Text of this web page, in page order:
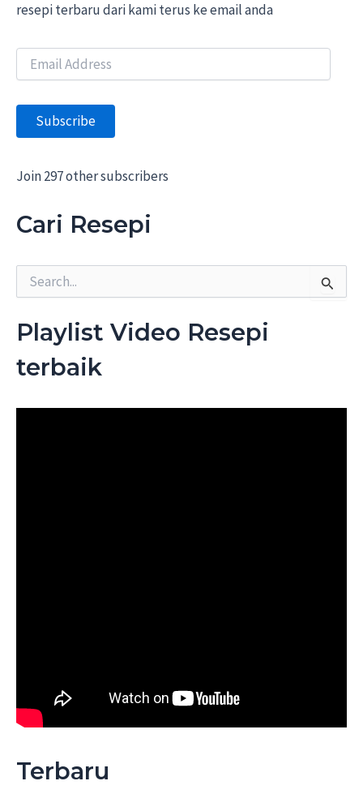
resepi terbaru dari kami terus ke email anda
E
i
A
d
r
s
s
Subscribe
Join 297 other subscribers
Cari Resepi
r
c
f
Playlist Video Resepi
terbaik
Terbaru